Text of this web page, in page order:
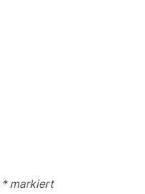
*markiert